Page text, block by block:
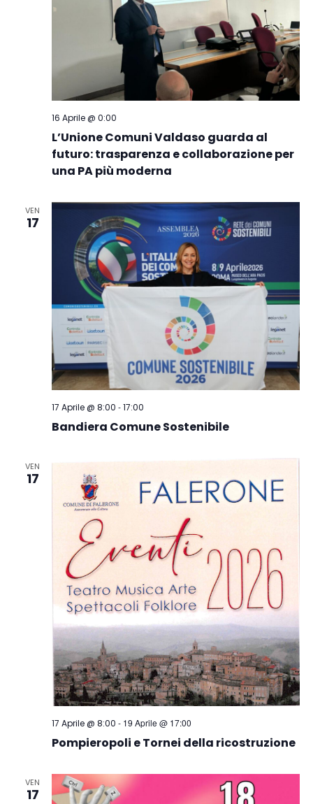
16 Aprile @ 0:00
L’Unione Comuni Valdaso guarda al
futuro: trasparenza e collaborazione per
una PA più moderna
VEN
17
17 Aprile @ 8:00 -17:00
Bandiera Comune Sostenibile
VEN
17
17 Aprile @ 8:00 - 19 Aprile @ 17:00
Pompieropoli e Tornei della ricostruzione
VEN
17